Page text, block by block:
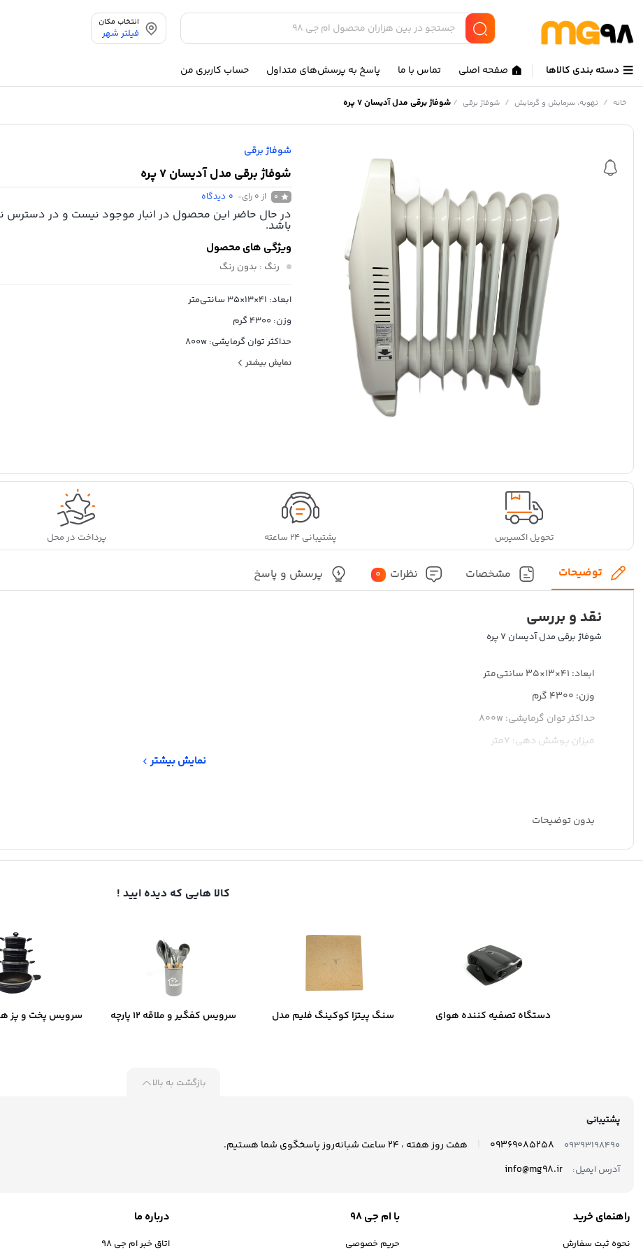
انتخاب مکان
فیلتر شهر
دسته بندی کالاها صفحه اصلی تماس با ما پاسخ به پرسش‌های متداول حساب کاربری من
خانه / تهویه، سرمایش و گرمایش / شوفاژ برقی /شوفاژ برقی مدل آدیسان 7 پره
شوفاژ برقی
شوفاژ برقی مدل آدیسان 7 پره
0 از 0 رای 0 دیدگاه
در حال حاضر این محصول در انبار موجود نیست و در دسترس
باشد.
ویژگی های محصول
رنگ : بدون رنگ
ابعاد: 41×13×35 سانتی‌متر
وزن: 4300 گرم
حداکثر توان گرمایشی: 800w
میزان پوشش دهی: 7متر
نمایش بیشتر
تحویل اکسپرس پشتیبانی ۲۴ ساعته پرداخت در محل
توضیحات مشخصات نظرات 0 پرسش و پاسخ
نقد و بررسی
شوفاژ برقی مدل آدیسان 7 پره
ابعاد: 41×13×35 سانتی‌متر
وزن: 4300 گرم
حداکثر توان گرمایشی: 800w
میزان پوشش دهی: 7متر
تعداد پره: ۷ پره
نمایش بیشتر
بدون توضیحات
کالا هایی که دیده ایید !
دستگاه تصفیه کننده هوای
سنگ پیتزا کوکینگ فلیم مدل
سرویس کفگیر و ملاقه 12 پارچه
سرویس پخت و پز
بازگشت به بالا
پشتیبانی
09393198490
09369085258 هفت روز هفته ، 24 ساعت شبانه‌روز پاسخگوی شما هستیم.
آدرس ایمیل: info@mg98.ir
راهنمای خرید
نحوه ثبت سفارش
با ام جی 98
حریم خصوصی
درباره ما
اتاق خبر ام جی 98